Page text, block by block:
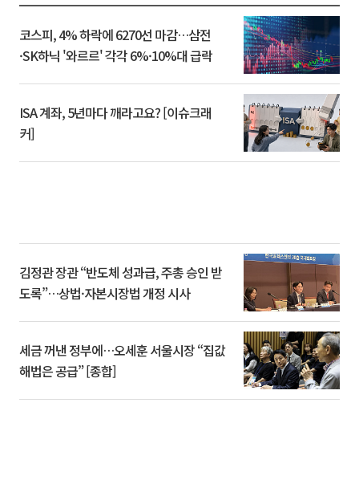
코스피, 4% 하락에 6270선 마감…삼전
·SK하닉 '와르르' 각각 6%·10%대 급락
ISA 계좌, 5년마다 깨라고요? [이슈크래
커]
김정관 장관 “반도체 성과급, 주총 승인 받
도록”…상법·자본시장법 개정 시사
세금 꺼낸 정부에…오세훈 서울시장 “집값
해법은 공급” [종합]